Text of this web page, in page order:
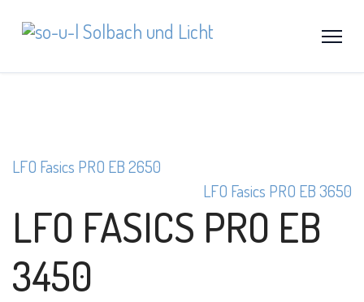
LFO Fasics PRO EB 2650
LFO Fasics PRO EB 3650
LFO FASICS PRO EB
3450